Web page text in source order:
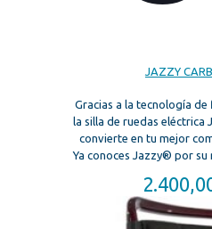
JAZZY
Gracias a la tecnología de
la silla de ruedas eléctrica
convierte en tu mejor
Ya conoces Jazzy® por su